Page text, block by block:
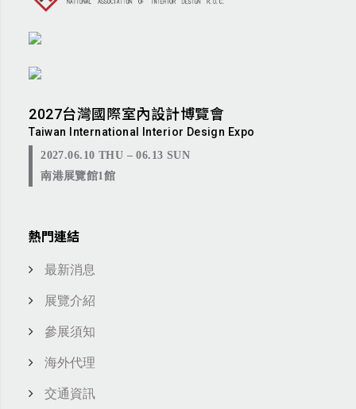
2027台灣國際室內設計博覽會
Taiwan International Interior Design Expo
2027.06.10 THU – 06.13 SUN
南港展覽館1館
熱門連結
最新消息
展覽介紹
參展須知
海外代理
交通資訊